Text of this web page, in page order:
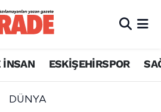
İNSAN ESKİŞEHİRSPOR
DÜNYA